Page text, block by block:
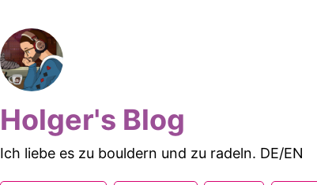
Holger's Blog
Ich liebe es zu bouldern und zu radeln. DE/EN